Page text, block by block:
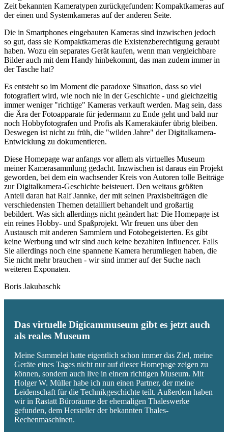
Zeit bekannten Kameratypen zurückgefunden: Kompaktkameras auf
der einen und Systemkameras auf der anderen Seite.
Die in Smartphones eingebauten Kameras sind inzwischen jedoch
so gut, dass sie Kompaktkameras die Existenzberechtigung geraubt
haben. Wozu ein separates Gerät kaufen, wenn man vergleichbare
Bilder auch mit dem Handy hinbekommt, das man zudem immer in
der Tasche hat?
Es entsteht so im Moment die paradoxe Situation, dass so viel
fotografiert wird, wie noch nie in der Geschichte - und gleichzeitig
immer weniger "richtige" Kameras verkauft werden. Mag sein, dass
die Ära der Fotoapparate für jedermann zu Ende geht und bald nur
noch Hobbyfotografen und Profis als Kamerakäufer übrig bleiben.
Deswegen ist nicht zu früh, die "wilden Jahre" der Digitalkamera-
Entwicklung zu dokumentieren.
Diese Homepage war anfangs vor allem als virtuelles Museum
meiner Kamerasammlung gedacht. Inzwischen ist daraus ein Projekt
geworden, bei dem ein wachsender Kreis von Autoren tolle Beiträge
zur Digitalkamera-Geschichte beisteuert. Den weitaus größten
Anteil daran hat Ralf Jannke, der mit seinen Praxisbeiträgen die
verschiedensten Themen detailliert behandelt und großartig
bebildert. Was sich allerdings nicht geändert hat: Die Homepage ist
ein reines Hobby- und Spaßprojekt. Wir freuen uns über den
Austausch mit anderen Sammlern und Fotobegeisterten. Es gibt
keine Werbung und wir sind auch keine bezahlten Influencer. Falls
Sie allerdings noch eine spannene Kamera herumliegen haben, die
Sie nicht mehr brauchen - wir sind immer auf der Suche nach
weiteren Exponaten.
Boris Jakubaschk
Das virtuelle Digicammuseum gibt es jetzt auch
als reales Museum
Meine Sammelei hatte eigentlich schon immer das Ziel, meine
Geräte eines Tages nicht nur auf dieser Homepage zeigen zu
können, sondern auch live in einem richtigen Museum. Mit
Holger W. Müller habe ich nun einen Partner, der meine
Leidenschaft für die Technikgeschichte teilt. Außerdem haben
wir in Rastatt Büroräume der ehemaligen Thaleswerke
gefunden, dem Hersteller der bekannten Thales-
Rechenmaschinen.